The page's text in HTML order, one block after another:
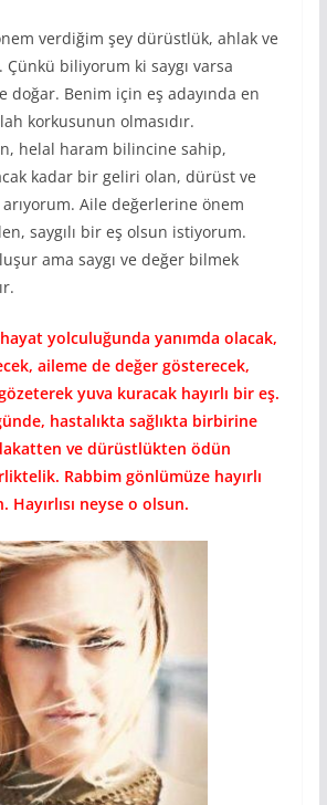
verdiğim şey dürüstlük, ahlak ve
biliyorum ki saygı varsa
doğar. Benim için eş adayında en
korkusunun olmasıdır.
helal haram bilincine sahip,
kadar bir geliri olan, dürüst ve
Aile değerlerine önem
saygılı bir eş olsun istiyorum.
ama saygı ve değer bilmek
yolculuğunda yanımda olacak,
aileme de değer gösterecek,
gözeterek yuva kuracak hayırlı bir eş.
hastalıkta sağlıkta birbirine
ve dürüstlükten ödün
Rabbim gönlümüze hayırlı
Hayırlısı neyse o olsun.